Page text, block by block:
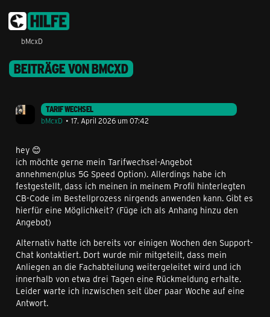
bMcxD
BEITRÄGE VON BMCXD
TARIF WECHSEL
bMcxD
17. April 2026 um 07:42
hey 😊
ich möchte gerne mein Tarifwechsel-Angebot
annehmen(plus 5G Speed Option). Allerdings habe ich
festgestellt, dass ich meinen in meinem Profil hinterlegten
CB-Code im Bestellprozess nirgends anwenden kann. Gibt es
hierfür eine Möglichkeit? (Füge ich als Anhang hinzu den
Angebot)
Alternativ hatte ich bereits vor einigen Wochen den Support-
Chat kontaktiert. Dort wurde mir mitgeteilt, dass mein
Anliegen an die Fachabteilung weitergeleitet wird und ich
innerhalb von etwa drei Tagen eine Rückmeldung erhalte.
Leider warte ich inzwischen seit über paar Woche auf eine
Antwort.